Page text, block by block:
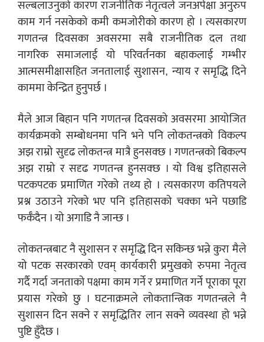
सल्बलाउनुको कारण राजनीतिक नेतृत्वले जनअपेक्षा अनुरुप
काम गर्न नसकेको कमी कमजोरीको कारण हो । त्यसकारण
गणतन्त्र दिवसका अवसरमा सबै राजनीतिक दल तथा
नागरिक समाजलाई यो परिवर्तनका बहाकलाई गम्भीर
आत्मसमीक्षासहित जनतालाई सुशासन, न्याय र समृद्धि दिने
काममा केन्द्रित हुनुपर्छ ।
मैले आज बिहान पनि गणतन्त्र दिवसको अवसरमा आयोजित
कार्यक्रमको सम्बोधनमा पनि भने पनि लोकतन्त्रको विकल्प
अझ राम्रो सुदृढ लोकतन्त्र मात्रै हुनसक्छ । गणतन्त्रको बिकल्प
अझ राम्रो र सदृढ गणतन्त्र हुनसक्छ । यो विश्व इतिहासले
पटकपटक प्रमाणित गरेको तथ्य हो । त्यसकारण कतिपयले
प्रश्न उठाउने गरेको भए पनि इतिहासको चक्का भने पछाडि
फर्कँदैन । यो अगाडि नै जान्छ ।
लोकतन्त्रबाट नै सुशासन र समृद्धि दिन सकिन्छ भन्ने कुरा मैले
यो पटक सरकारको एवम् कार्यकारी प्रमुखको रुपमा नेतृत्व
गर्दै गर्दा जनताको पक्षमा काम गर्ने र प्रमाणित गर्ने पूराका पूरा
प्रयास गरेको छु । घटनाक्रमले लोकतान्त्रिक गणतन्त्रले नै
सुशासन दिन सक्ने र समृद्धितिर लान सक्ने व्यवस्था हो भन्ने
पुष्टि हुँदैछ ।